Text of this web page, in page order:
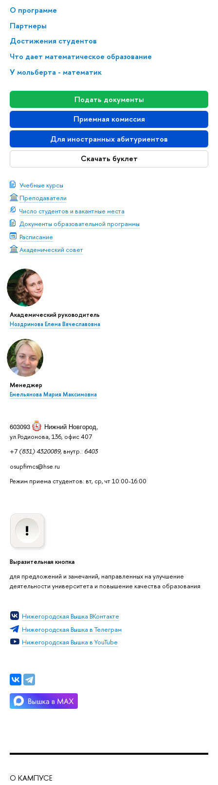
О программе
Партнеры
Достижения студентов
Что дает математическое образование
У мольберта - математик
Подать документы
Приемная комиссия
Для иностранных абитуриентов
Скачать буклет
Учебные курсы
Преподаватели
Число студентов и вакантные места
Документы образовательной программы
Расписание
Академический совет
Академический руководитель
Ноздринова Елена Вячеславовна
Менеджер
Емельянова Мария Максимовна
603093 Нижний Новгород,
ул.Родионова, 136, офис 407
+7 (831) 4320089, внутр.: 6403
osupfimcs@hse.ru
Режим приема студентов: вт, ср, чт 10:00-16:00
Выразительная кнопка
для предложений и замечаний, направленных на улучшение
деятельности университета и повышение качества образования
Нижегородская Вышка ВКонтакте
Нижегородская Вышка в Телеграм
Нижегородская Вышка в YouTube
О КАМПУСЕ